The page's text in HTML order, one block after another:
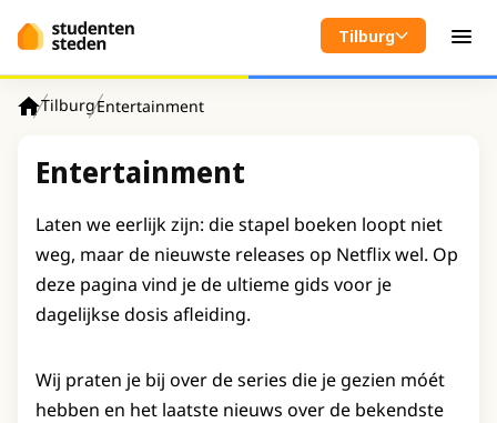
Tilburg
TilburgEntertainment
Entertainment
Laten we eerlijk zijn: die stapel boeken loopt niet
weg, maar de nieuwste releases op Netflix wel. Op
deze pagina vind je de ultieme gids voor je
dagelijkse dosis afleiding.
Wij praten je bij over de series die je gezien móét
hebben en het laatste nieuws over de bekendste